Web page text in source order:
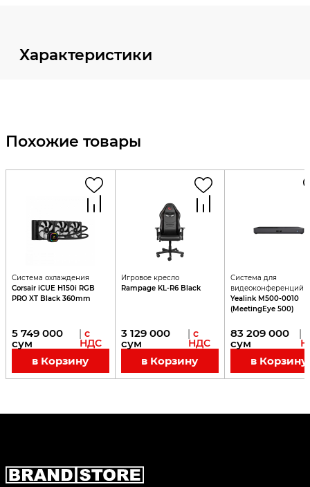
Характеристики
Похожие товары
Система охлаждения
Corsair iCUE H150i RGB
PRO XT Black 360mm
5 749 000
сум
| с
НДС
в Корзину
Игровое кресло
Rampage KL-R6 Black
3 129 000
сум
| с
НДС
в Корзину
Система для
видеоконференций
Yealink M500-0010
(MeetingEye 500)
83 209 000
сум
|
в Корзину